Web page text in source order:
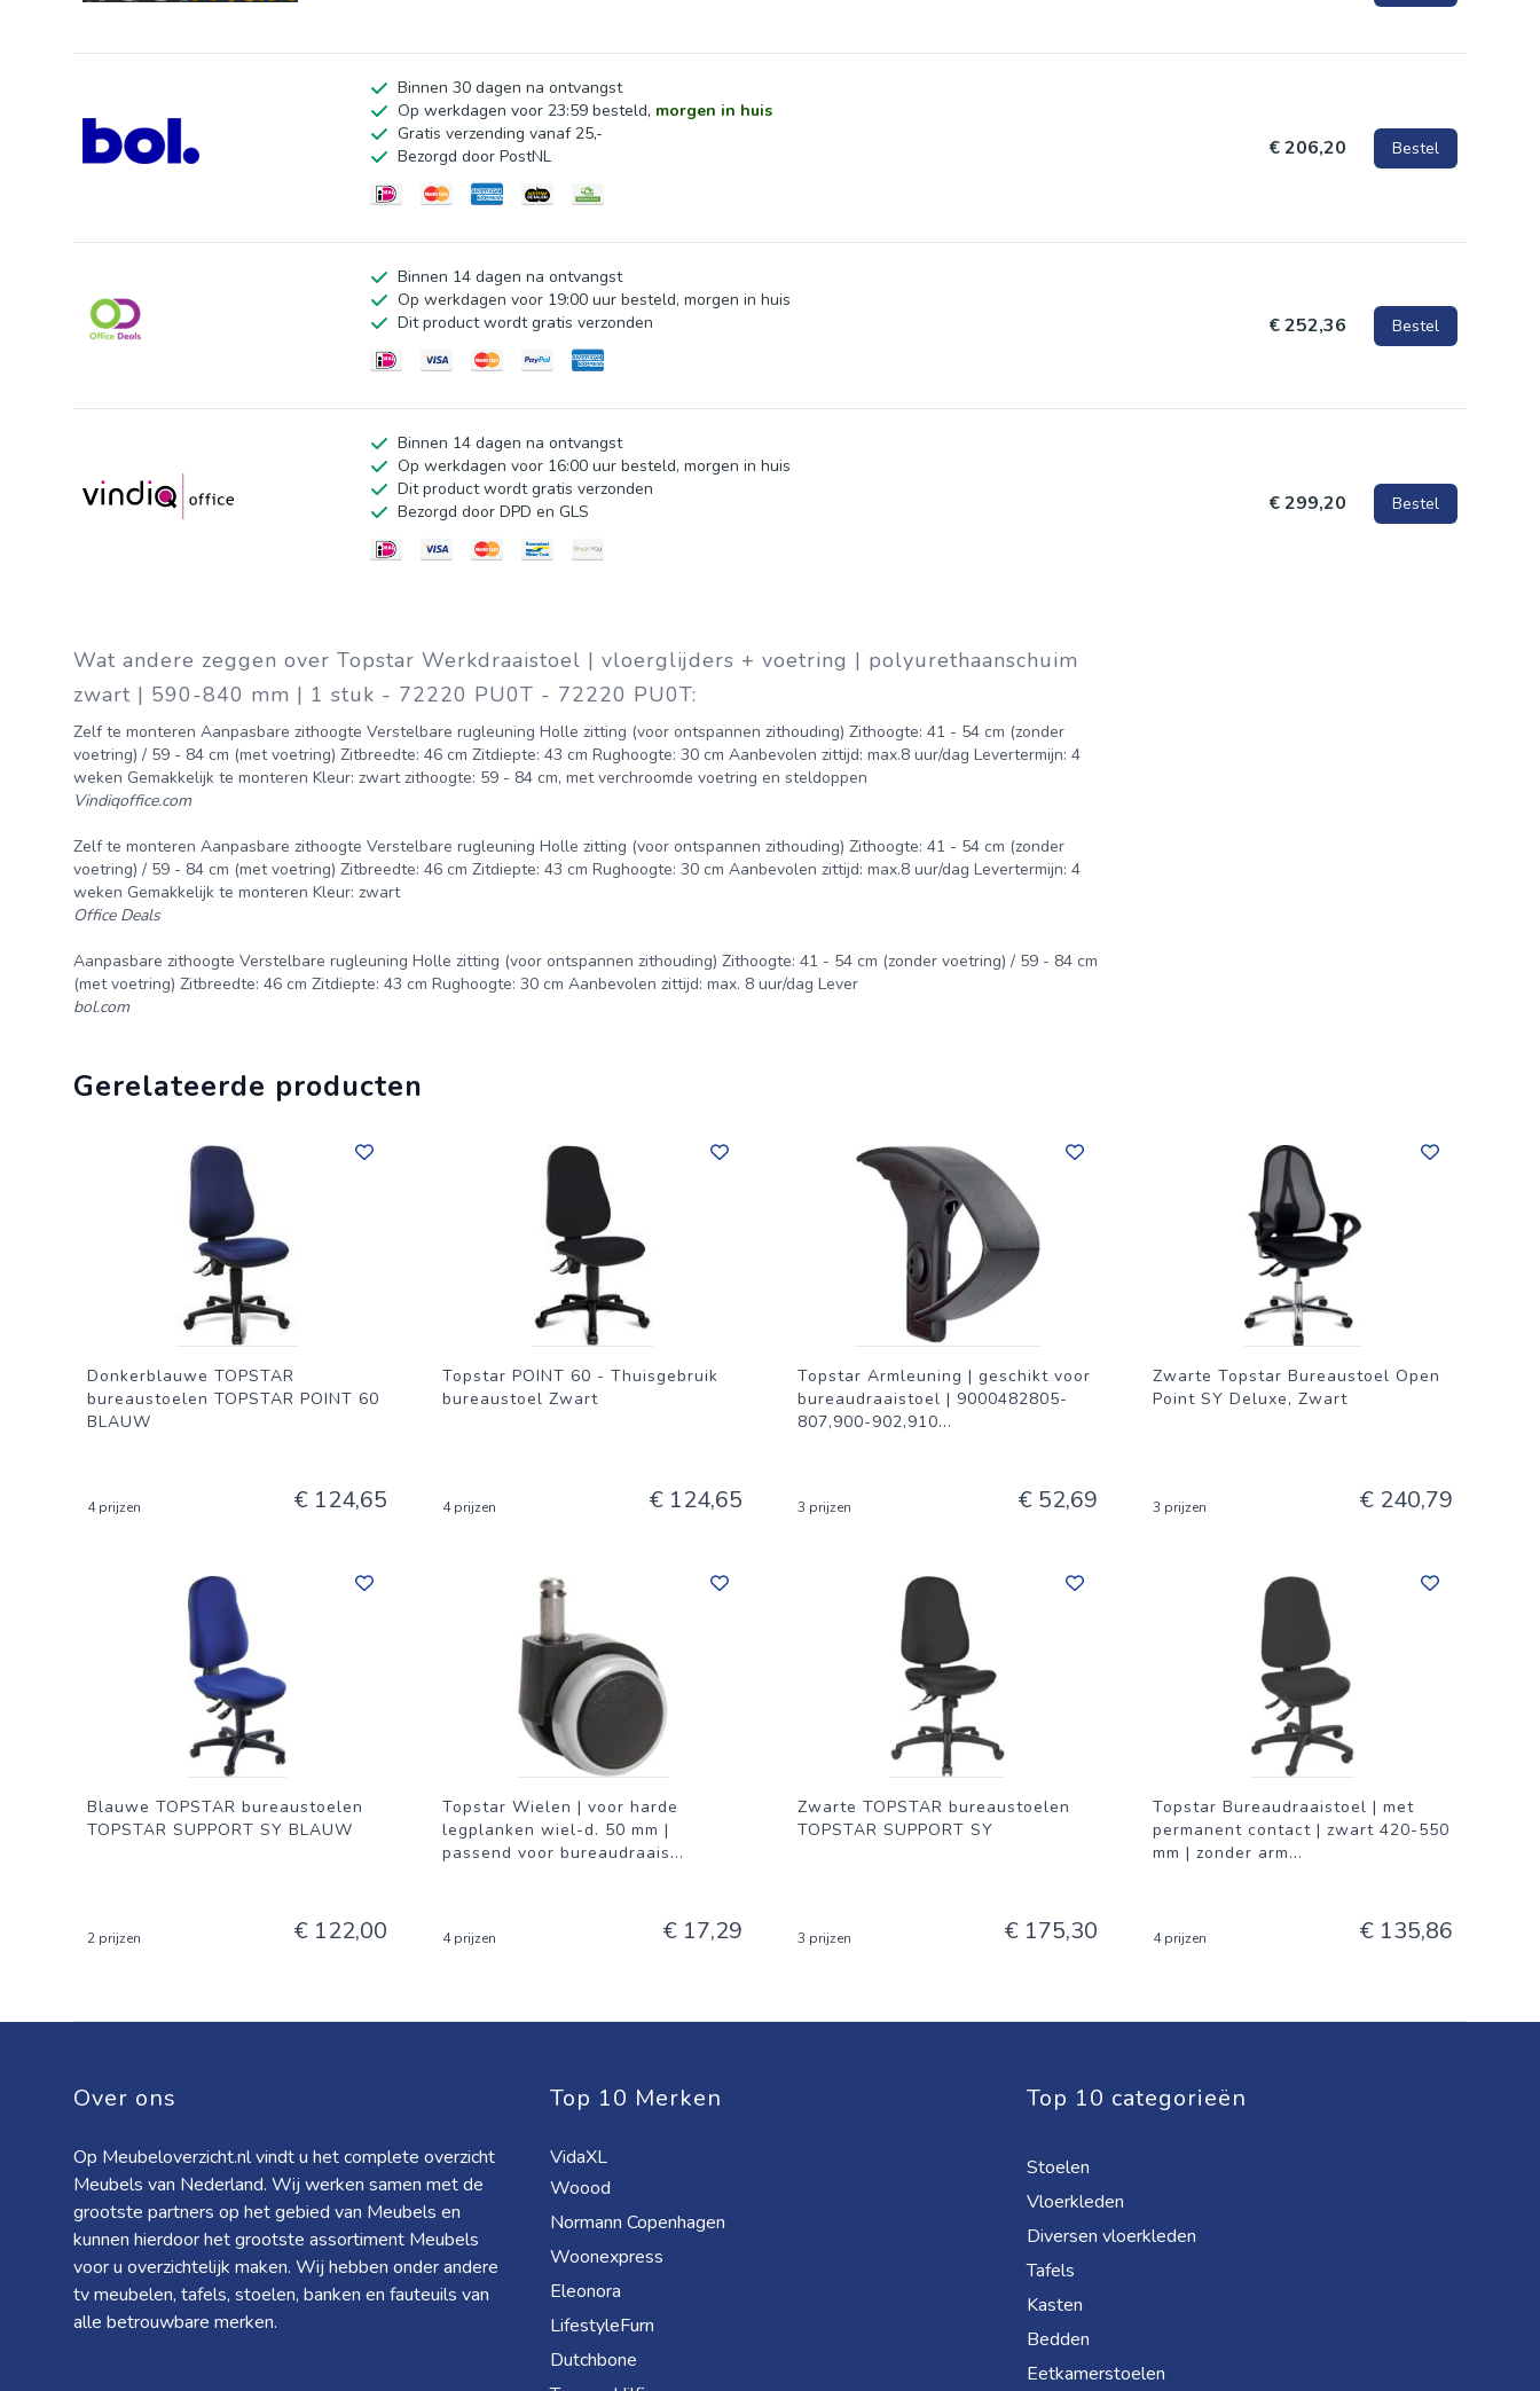
Binnen 30 dagen na ontvangst
Op werkdagen voor 23:59 besteld, morgen in huis
Gratis verzending vanaf 25,-
Bezorgd door PostNL
€ 206,20 Bestel
Binnen 14 dagen na ontvangst
Op werkdagen voor 19:00 uur besteld, morgen in huis
Dit product wordt gratis verzonden
€ 252,36 Bestel
Binnen 14 dagen na ontvangst
Op werkdagen voor 16:00 uur besteld, morgen in huis
Dit product wordt gratis verzonden
Bezorgd door DPD en GLS
€ 299,20 Bestel
Wat andere zeggen over Topstar Werkdraaistoel | vloerglijders + voetring | polyurethaanschuim
zwart | 590-840 mm | 1 stuk - 72220 PU0T - 72220 PU0T:
Zelf te monteren Aanpasbare zithoogte Verstelbare rugleuning Holle zitting (voor ontspannen zithouding) Zithoogte: 41 - 54 cm (zonder
voetring) / 59 - 84 cm (met voetring) Zitbreedte: 46 cm Zitdiepte: 43 cm Rughoogte: 30 cm Aanbevolen zittijd: max.8 uur/dag Levertermijn: 4
weken Gemakkelijk te monteren Kleur: zwart zithoogte: 59 - 84 cm, met verchroomde voetring en steldoppen
Vindiqoffice.com
Zelf te monteren Aanpasbare zithoogte Verstelbare rugleuning Holle zitting (voor ontspannen zithouding) Zithoogte: 41 - 54 cm (zonder
voetring) / 59 - 84 cm (met voetring) Zitbreedte: 46 cm Zitdiepte: 43 cm Rughoogte: 30 cm Aanbevolen zittijd: max.8 uur/dag Levertermijn: 4
weken Gemakkelijk te monteren Kleur: zwart
Office Deals
Aanpasbare zithoogte Verstelbare rugleuning Holle zitting (voor ontspannen zithouding) Zithoogte: 41 - 54 cm (zonder voetring) / 59 - 84 cm
(met voetring) Zitbreedte: 46 cm Zitdiepte: 43 cm Rughoogte: 30 cm Aanbevolen zittijd: max. 8 uur/dag Lever
bol.com
Gerelateerde producten
Donkerblauwe TOPSTAR
bureaustoelen TOPSTAR POINT 60
BLAUW
4 prijzen € 124,65
Topstar POINT 60 - Thuisgebruik
bureaustoel Zwart
4 prijzen € 124,65
Topstar Armleuning | geschikt voor
bureaudraaistoel | 9000482805-
807,900-902,910...
3 prijzen € 52,69
Zwarte Topstar Bureaustoel Open
Point SY Deluxe, Zwart
3 prijzen € 240,79
Blauwe TOPSTAR bureaustoelen
TOPSTAR SUPPORT SY BLAUW
2 prijzen € 122,00
Topstar Wielen | voor harde
legplanken wiel-d. 50 mm |
passend voor bureaudraais...
4 prijzen € 17,29
Zwarte TOPSTAR bureaustoelen
TOPSTAR SUPPORT SY
3 prijzen € 175,30
Topstar Bureaudraaistoel | met
permanent contact | zwart 420-550
mm | zonder arm...
4 prijzen € 135,86
Over ons
Op Meubeloverzicht.nl vindt u het complete overzicht
Meubels van Nederland. Wij werken samen met de
grootste partners op het gebied van Meubels en
kunnen hierdoor het grootste assortiment Meubels
voor u overzichtelijk maken. Wij hebben onder andere
tv meubelen, tafels, stoelen, banken en fauteuils van
alle betrouwbare merken.
Top 10 Merken
VidaXL
Woood
Normann Copenhagen
Woonexpress
Eleonora
LifestyleFurn
Dutchbone
Top 10 categorieën
Stoelen
Vloerkleden
Diversen vloerkleden
Tafels
Kasten
Bedden
Eetkamerstoelen